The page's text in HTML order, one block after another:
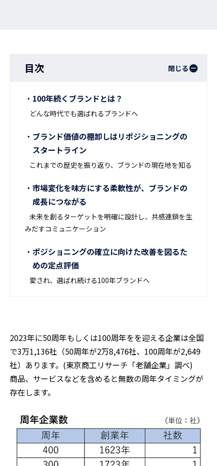
目次 閉じる
100年続くブランドとは？
どんな時代でも選ばれるブランドへ
ブランド価値の棚卸しはリポジショニングの
スタートライン
これまでの歴史を振り返り、ブランドの現在地を知る
市場変化を味方にする柔軟性が、ブランドの
成長につながる
未来を創るターゲットを明確に設計し、共感連鎖を生
みだすコミュニケーション
ポジショニングの確立に向けた改善を図るた
めの定点評価
愛され、選ばれ続ける100年ブランドへ
2023年に50周年もしくは100周年をを迎える企業は全国
で3万1,136社（50周年が2万8,476社、100周年が2,649
社）あります。(東京商工リサーチ「老舗企業」調べ)
商品、サービスなどを含めると無数の周年タイミングが
存在します。